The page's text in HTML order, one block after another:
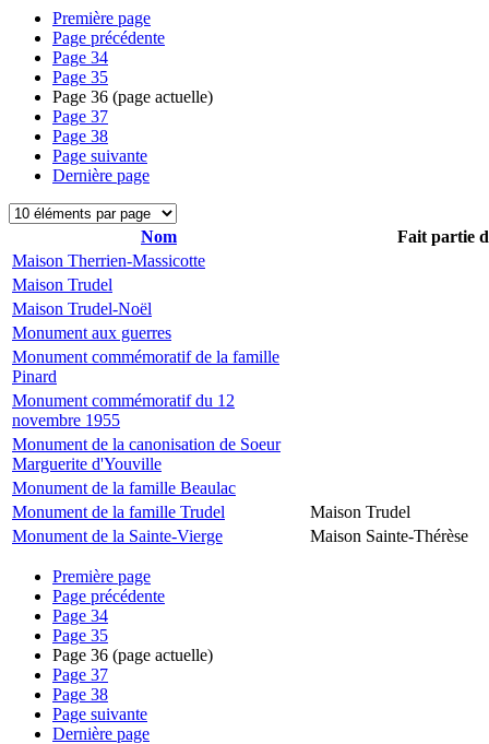
Première page
Page précédente
Page 34
Page 35
Page 36 (page actuelle)
Page 37
Page 38
Page suivante
Dernière page
Nom
Fait partie
Maison Therrien-Massicotte
Maison Trudel
Maison Trudel-Noël
Monument aux guerres
Monument commémoratif de la famille
Pinard
Monument commémoratif du 12
novembre 1955
Monument de la canonisation de Soeur
Marguerite d'Youville
Monument de la famille Beaulac
Monument de la famille Trudel
Maison Trudel
Monument de la Sainte-Vierge
Maison Sainte-Thérèse
Première page
Page précédente
Page 34
Page 35
Page 36 (page actuelle)
Page 37
Page 38
Page suivante
Dernière page